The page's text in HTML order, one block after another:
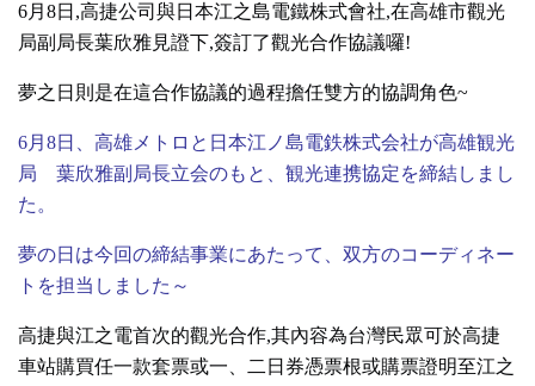
6月8日,高捷公司與日本江之島電鐵株式會社,在高雄市觀光
局副局長葉欣雅見證下,簽訂了觀光合作協議囉!
夢之日則是在這合作協議的過程擔任雙方的協調角色~
6月8日、高雄メトロと日本江ノ島電鉄株式会社が高雄観光
局 葉欣雅副局長立会のもと、観光連携協定を締結しまし
た。
夢の日は今回の締結事業にあたって、双方のコーディネー
トを担当しました～
高捷與江之電首次的觀光合作,其內容為台灣民眾可於高捷
車站購買任一款套票或一、二日券憑票根或購票證明至江之